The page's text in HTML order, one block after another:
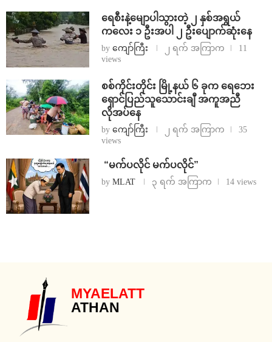
ရေစီးနဲ့မျောပါသွားတဲ့ ၂ နှစ်အရွယ်
ကလေး ၁ ဦးအပါ ၂ ဦးပျောက်ဆုံးနေ
by ကျော်ကြီး ၂ ရက် အကြာက
11
views
စစ်ကိုင်းတိုင်း မြို့နယ် ၆ ခုက ရေဘေး
ရှောင်ပြည်သူသောင်းချီ အကူအညီ
လိုအပ်နေ
by ကျော်ကြီး ၂ ရက် အကြာက
35
views
⁨ ⁨“မက်ပလိုင် မက်ပလိုင်”
by MLAT ၃ ရက် အကြာက 14 views
MYAELATT
ATHAN